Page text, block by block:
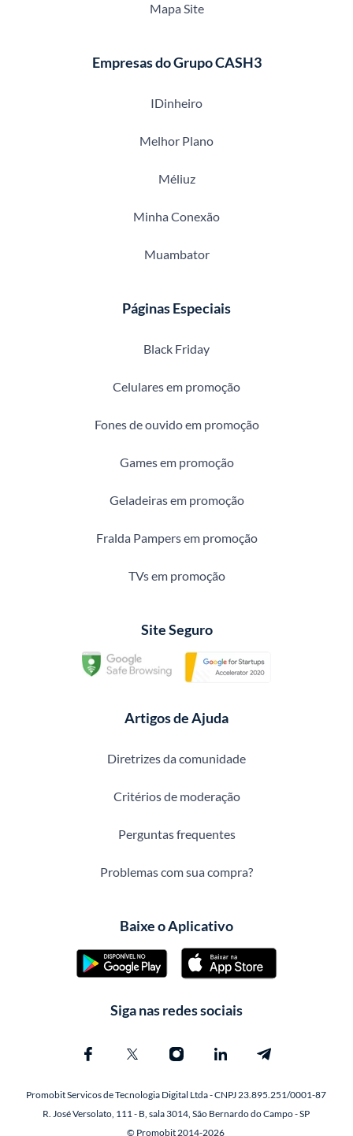
Mapa Site
Empresas do Grupo CASH3
IDinheiro
Melhor Plano
Méliuz
Minha Conexão
Muambator
Páginas Especiais
Black Friday
Celulares em promoção
Fones de ouvido em promoção
Games em promoção
Geladeiras em promoção
Fralda Pampers em promoção
TVs em promoção
Site Seguro
Artigos de Ajuda
Diretrizes da comunidade
Critérios de moderação
Perguntas frequentes
Problemas com sua compra?
Baixe o Aplicativo
Siga nas redes sociais
Promobit Servicos de Tecnologia Digital Ltda - CNPJ 23.895.251/0001-87
R. José Versolato, 111 - B, sala 3014, São Bernardo do Campo - SP
© Promobit 2014-2026